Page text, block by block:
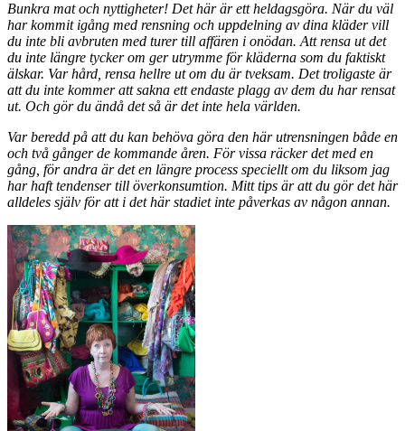
Bunkra mat och nyttigheter! Det här är ett heldagsgöra. När du väl
har kommit igång med rensning och uppdelning av dina kläder vill
du inte bli avbruten med turer till affären i onödan. Att rensa ut det
du inte längre tycker om ger utrymme för kläderna som du faktiskt
älskar. Var hård, rensa hellre ut om du är tveksam. Det troligaste är
att du inte kommer att sakna ett endaste plagg av dem du har rensat
ut. Och gör du ändå det så är det inte hela världen.
Var beredd på att du kan behöva göra den här utrensningen både en
och två gånger de kommande åren. För vissa räcker det med en
gång, för andra är det en längre process speciellt om du liksom jag
har haft tendenser till överkonsumtion. Mitt tips är att du gör det här
alldeles själv för att i det här stadiet inte påverkas av någon annan.